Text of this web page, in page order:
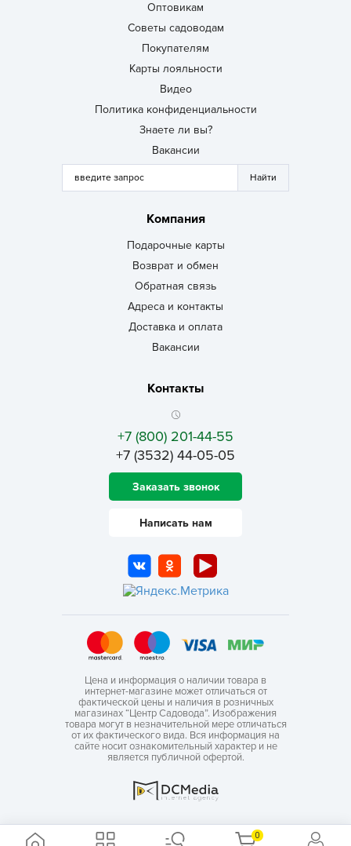
0
Оптовикам
Советы садоводам
Покупателям
Карты лояльности
Видео
Политика конфиденциальности
Знаете ли вы?
Вакансии
Компания
Подарочные карты
Возврат и обмен
Обратная связь
Адреса и контакты
Доставка и оплата
Вакансии
Контакты
+7 (800) 201-44-55
+7 (3532) 44-05-05
Заказать звонок
Написать нам
Цена и информация о наличии товара в
интернет-магазине может отличаться от
фактической цены и наличия в розничных
магазинах “Центр Садовода”. Изображения
товара могут в незначительной мере отличаться
от их фактического вида. Вся информация на
сайте носит ознакомительный характер и не
является публичной офертой.